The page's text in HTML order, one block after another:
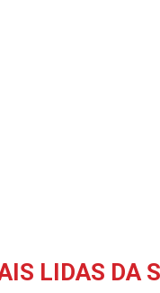
LIDAS DA